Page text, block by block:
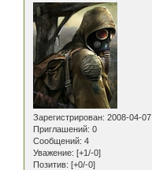
Зарегистрирован: 2008-04-07
Приглашений: 0
Сообщений: 4
Уважение: [+1/-0]
Позитив: [+0/-0]